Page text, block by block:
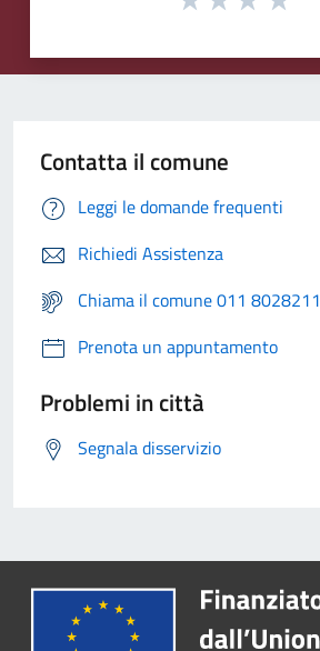
Contatta il comune
Leggi le domande frequenti
Richiedi Assistenza
Chiama il comune 011 8028211
Prenota un appuntamento
Problemi in città
Segnala disservizio